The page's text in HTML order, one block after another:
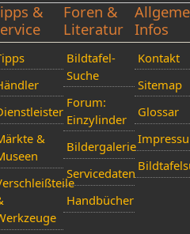
&
&
Foren &
Literatur
Bildtafel-
Suche
Forum:
Einzylinder
Bildergalerie
Servicedaten
Handbücher
Infos
Kontakt
Sitemap
Glossar